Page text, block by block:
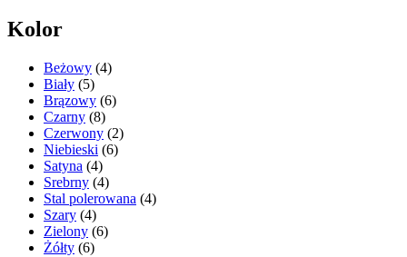
Kolor
Beżowy (4)
Biały (5)
Brązowy (6)
Czarny (8)
Czerwony (2)
Niebieski (6)
Satyna (4)
Srebrny (4)
Stal polerowana (4)
Szary (4)
Zielony (6)
Żółty (6)